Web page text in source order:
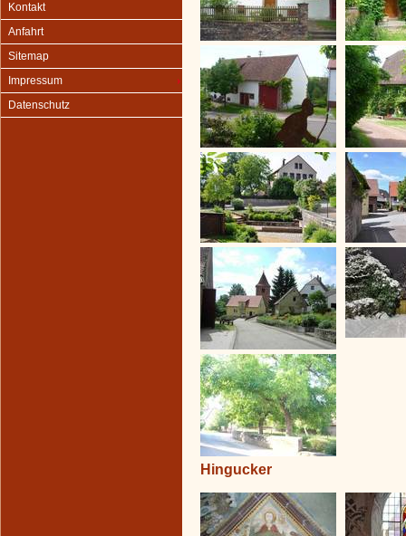
Kontakt
Anfahrt
Sitemap
Impressum
Datenschutz
Hingucker